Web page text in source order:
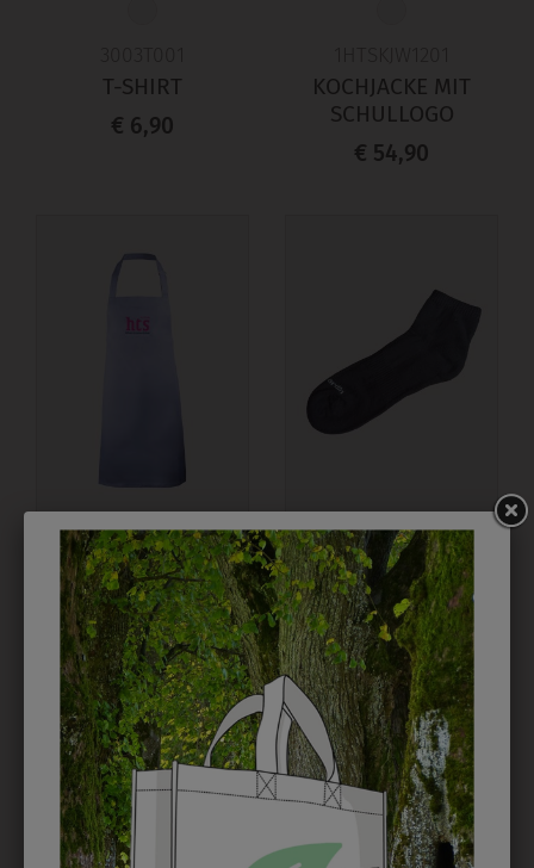
T-SHIRT
€ 6,90
KOCHJACKE MIT
SCHULLOGO
€ 54,90
1HTSLSW0501
LATZSCHÜRZE 80 CM
GRIFFIN
€ 36,90
3QUARTERM96
SOCKEN 3ER PACK
€ 9,90